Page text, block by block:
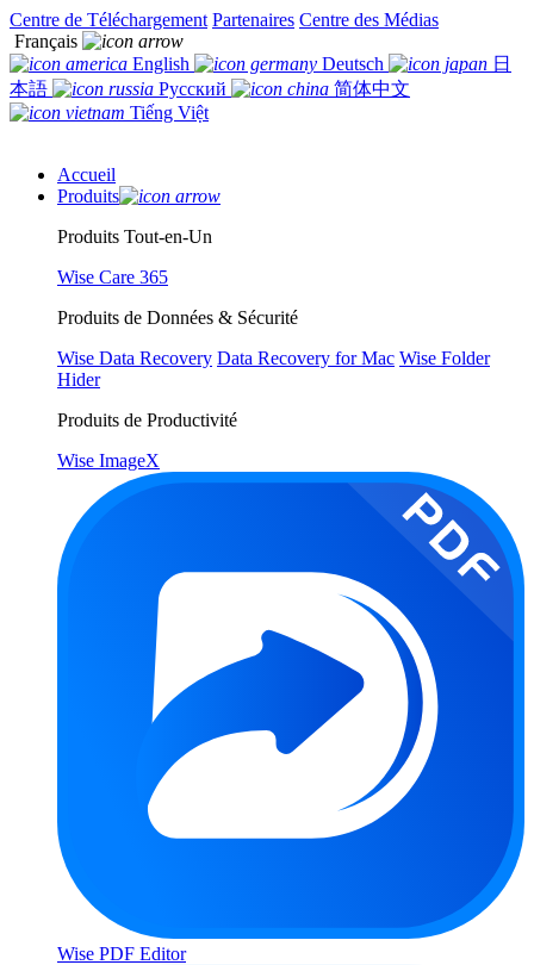
Centre de Téléchargement Partenaires Centre des Médias
Français
English
Deutsch
日
本語
Русский
简体中文
Tiếng Việt
Accueil
Produits
Produits Tout-en-Un
Wise Care 365
Produits de Données & Sécurité
Wise Data Recovery Data Recovery for Mac Wise Folder
Hider
Produits de Productivité
Wise ImageX
Wise PDF Editor